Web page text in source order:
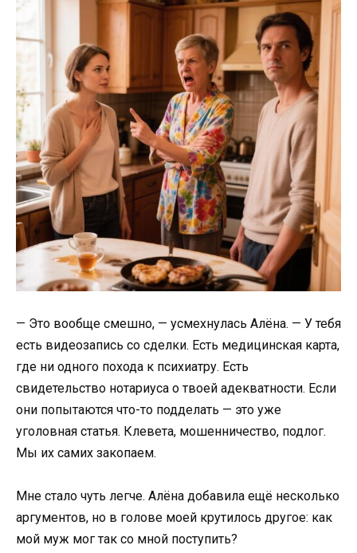
— Это вообще смешно, — усмехнулась Алёна. — У тебя
есть видеозапись со сделки. Есть медицинская карта,
где ни одного похода к психиатру. Есть
свидетельство нотариуса о твоей адекватности. Если
они попытаются что-то подделать — это уже
уголовная статья. Клевета, мошенничество, подлог.
Мы их самих закопаем.
Мне стало чуть легче. Алёна добавила ещё несколько
аргументов, но в голове моей крутилось другое: как
мой муж мог так со мной поступить?